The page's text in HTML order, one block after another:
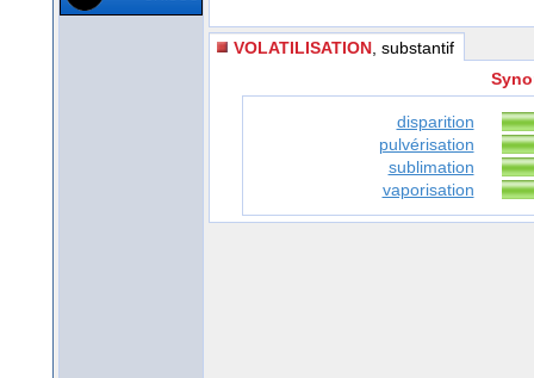
VOLATILISATION , substantif
disparition
pulvérisation
sublimation
vaporisation